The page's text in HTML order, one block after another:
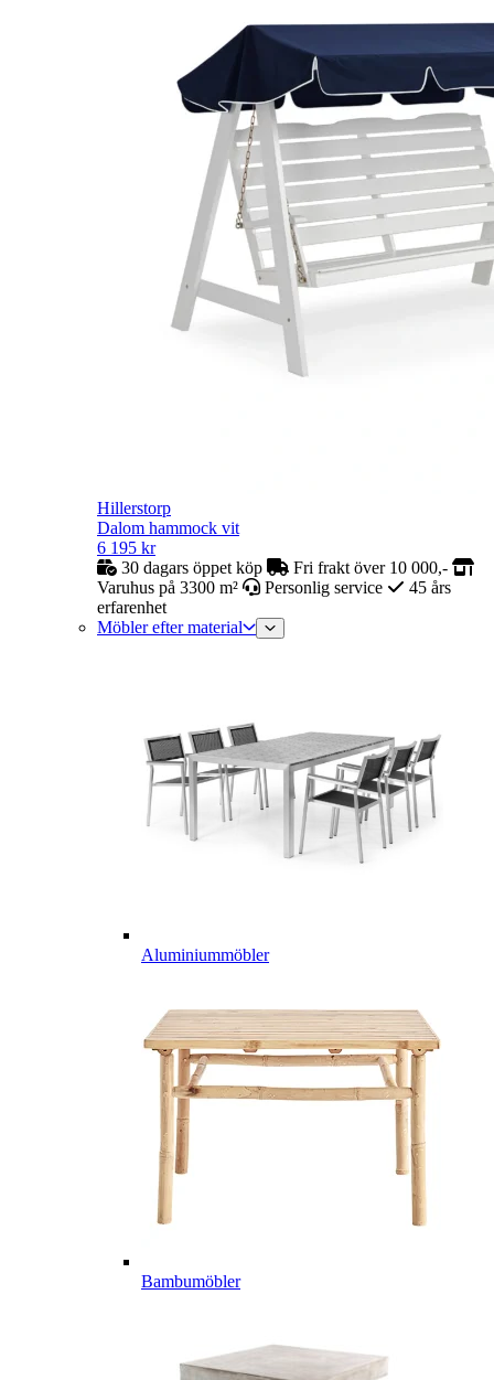
Hillerstorp
Dalom hammock vit
6 195 kr
30 dagars öppet köp
Fri frakt över 10 000,-
Varuhus på 3300 m²
Personlig service
45 års
erfarenhet
Möbler efter material
Aluminiummöbler
Bambumöbler